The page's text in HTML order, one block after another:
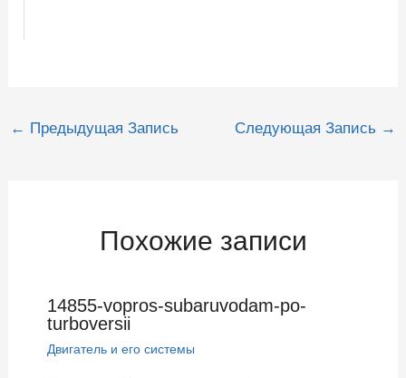
Навигация
← Предыдущая Запись Следующая Запись →
Похожие записи
14855-vopros-subaruvodam-po-
turboversii
Двигатель и его системы